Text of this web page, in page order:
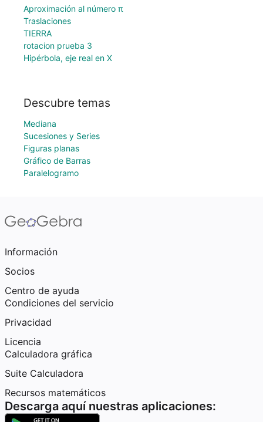
Aproximación al número π
Traslaciones
TIERRA
rotacion prueba 3
Hipérbola, eje real en X
Descubre temas
Mediana
Sucesiones y Series
Figuras planas
Gráfico de Barras
Paralelogramo
Información
Socios
Centro de ayuda
Condiciones del servicio
Privacidad
Licencia
Calculadora gráfica
Suite Calculadora
Recursos matemáticos
Descarga aquí nuestras aplicaciones: